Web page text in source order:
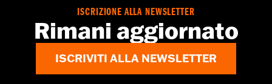
ISCRIZIONE ALLA NEWSLETTER
Rimani aggiornato
ISCRIVITI ALLA NEWSLETTER